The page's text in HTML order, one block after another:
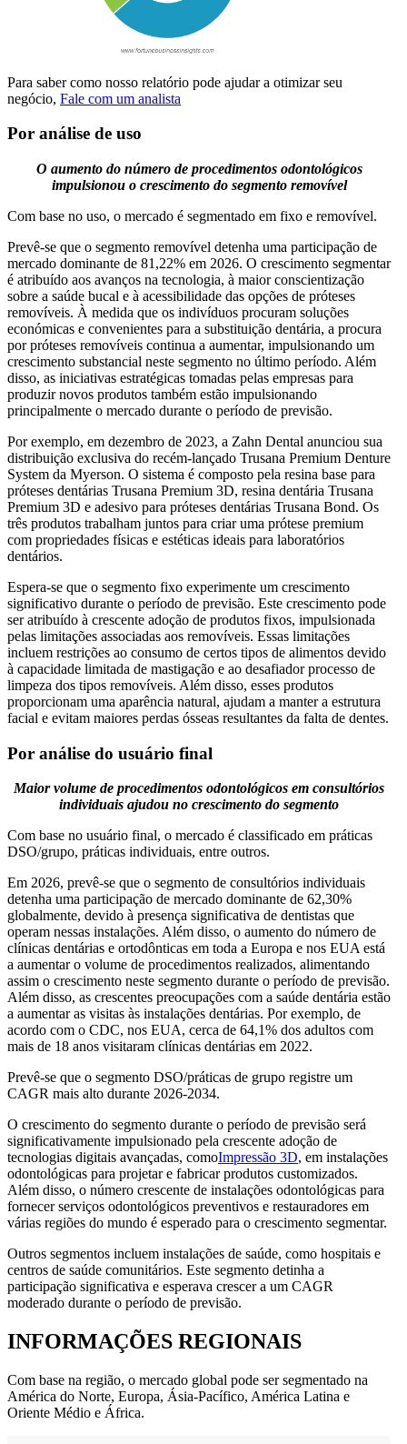
Para saber como nosso relatório pode ajudar a otimizar seu
negócio, Fale com um analista
Por análise de uso
O aumento do número de procedimentos odontológicos
impulsionou o crescimento do segmento removível
Com base no uso, o mercado é segmentado em fixo e removível.
Prevê-se que o segmento removível detenha uma participação de
mercado dominante de 81,22% em 2026. O crescimento segmentar
é atribuído aos avanços na tecnologia, à maior conscientização
sobre a saúde bucal e à acessibilidade das opções de próteses
removíveis. À medida que os indivíduos procuram soluções
económicas e convenientes para a substituição dentária, a procura
por próteses removíveis continua a aumentar, impulsionando um
crescimento substancial neste segmento no último período. Além
disso, as iniciativas estratégicas tomadas pelas empresas para
produzir novos produtos também estão impulsionando
principalmente o mercado durante o período de previsão.
Por exemplo, em dezembro de 2023, a Zahn Dental anunciou sua
distribuição exclusiva do recém-lançado Trusana Premium Denture
System da Myerson. O sistema é composto pela resina base para
próteses dentárias Trusana Premium 3D, resina dentária Trusana
Premium 3D e adesivo para próteses dentárias Trusana Bond. Os
três produtos trabalham juntos para criar uma prótese premium
com propriedades físicas e estéticas ideais para laboratórios
dentários.
Espera-se que o segmento fixo experimente um crescimento
significativo durante o período de previsão. Este crescimento pode
ser atribuído à crescente adoção de produtos fixos, impulsionada
pelas limitações associadas aos removíveis. Essas limitações
incluem restrições ao consumo de certos tipos de alimentos devido
à capacidade limitada de mastigação e ao desafiador processo de
limpeza dos tipos removíveis. Além disso, esses produtos
proporcionam uma aparência natural, ajudam a manter a estrutura
facial e evitam maiores perdas ósseas resultantes da falta de dentes.
Por análise do usuário final
Maior volume de procedimentos odontológicos em consultórios
individuais ajudou no crescimento do segmento
Com base no usuário final, o mercado é classificado em práticas
DSO/grupo, práticas individuais, entre outros.
Em 2026, prevê-se que o segmento de consultórios individuais
detenha uma participação de mercado dominante de 62,30%
globalmente, devido à presença significativa de dentistas que
operam nessas instalações. Além disso, o aumento do número de
clínicas dentárias e ortodônticas em toda a Europa e nos EUA está
a aumentar o volume de procedimentos realizados, alimentando
assim o crescimento neste segmento durante o período de previsão.
Além disso, as crescentes preocupações com a saúde dentária estão
a aumentar as visitas às instalações dentárias. Por exemplo, de
acordo com o CDC, nos EUA, cerca de 64,1% dos adultos com
mais de 18 anos visitaram clínicas dentárias em 2022.
Prevê-se que o segmento DSO/práticas de grupo registre um
CAGR mais alto durante 2026-2034.
O crescimento do segmento durante o período de previsão será
significativamente impulsionado pela crescente adoção de
tecnologias digitais avançadas, comoImpressão 3D, em instalações
odontológicas para projetar e fabricar produtos customizados.
Além disso, o número crescente de instalações odontológicas para
fornecer serviços odontológicos preventivos e restauradores em
várias regiões do mundo é esperado para o crescimento segmentar.
Outros segmentos incluem instalações de saúde, como hospitais e
centros de saúde comunitários. Este segmento detinha a
participação significativa e esperava crescer a um CAGR
moderado durante o período de previsão.
INFORMAÇÕES REGIONAIS
Com base na região, o mercado global pode ser segmentado na
América do Norte, Europa, Ásia-Pacífico, América Latina e
Oriente Médio e África.